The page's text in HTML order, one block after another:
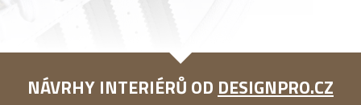
NÁVRHY INTERIÉRŮ OD DESIGNPRO.CZ